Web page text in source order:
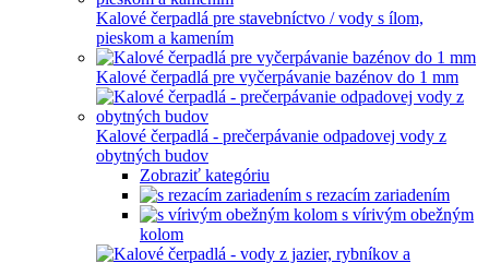
Kalové čerpadlá pre stavebníctvo / vody s ílom,
pieskom a kamením
Kalové čerpadlá pre vyčerpávanie bazénov do 1 mm
Kalové čerpadlá - prečerpávanie odpadovej vody z
obytných budov
Zobraziť kategóriu
s rezacím zariadením
s vírivým obežným
kolom